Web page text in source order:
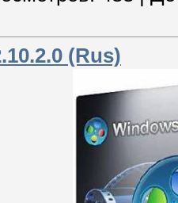
(Rus)